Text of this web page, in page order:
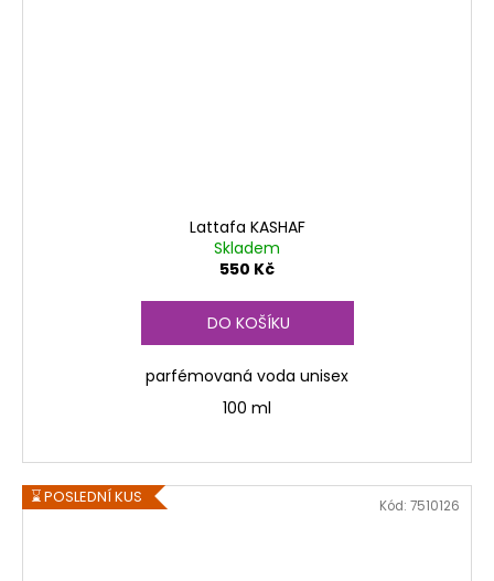
Lattafa KASHAF
Skladem
550 Kč
DO KOŠÍKU
parfémovaná voda unisex
100 ml
⌛ POSLEDNÍ KUS Kód: 7510126